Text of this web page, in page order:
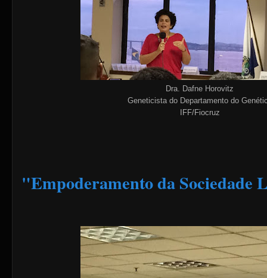
Dra. Dafne Horovitz
Geneticista do Departamento do
IFF/Fiocruz
"Empoderamento da Sociedade